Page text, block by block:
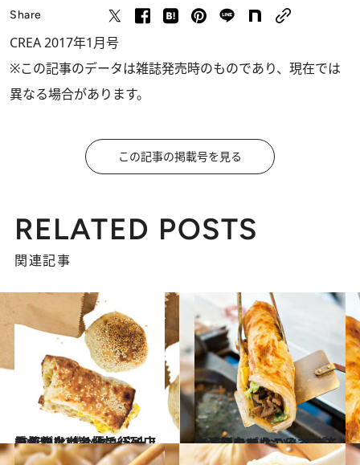
Share
CREA 2017年1月号
※この記事のデータは雑誌発売時のものであり、現在では
異なる場合があります。
この記事の掲載号を見る
RELATED POSTS
関連記事
2016.12.21
看板がない台北の行列店の名物は 炭火タンドールで焼き上げる極旨パイ
旅＆お出かけ 2016.12.19
台湾スターもこぞって訪れる屋台で おいしすぎるネギ餅をパクついてみる
旅＆お出かけ